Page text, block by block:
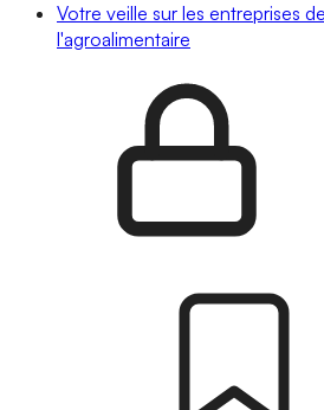
Votre veille sur les entreprises
l'agroalimentaire